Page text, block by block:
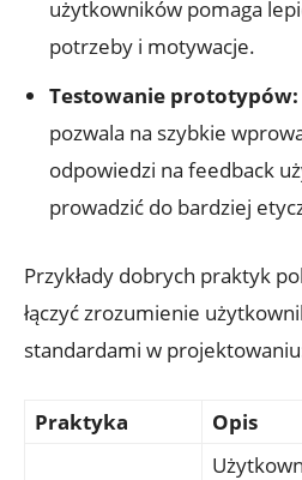
użytkowników pomaga
potrzeby i motywacje.
Testowanie prototypów:
pozwala na szybkie
odpowiedzi na feedback
prowadzić do bardziej
Przykłady dobrych praktyk
łączyć zrozumienie
standardami w
Praktyka Opis